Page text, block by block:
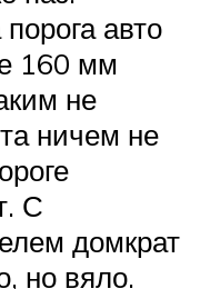
авто
160 мм
не
ничем не
С
домкрат
но вяло.